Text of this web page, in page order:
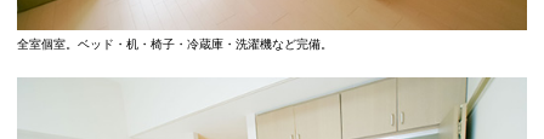
全室個室。ベッド・机・椅子・冷蔵庫・洗濯機など完備。